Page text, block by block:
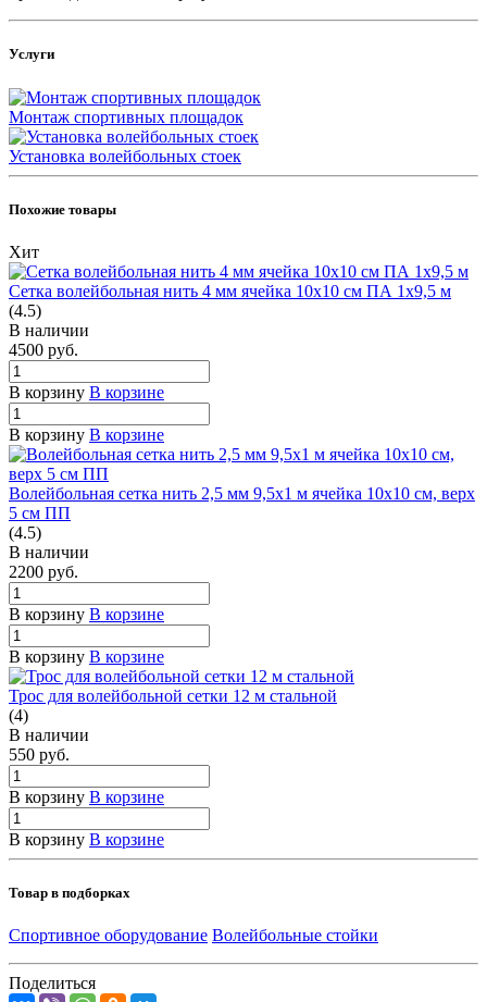
Услуги
Монтаж спортивных площадок
Установка волейбольных стоек
Похожие товары
Хит
Сетка волейбольная нить 4 мм ячейка 10х10 см ПА 1х9,5 м
(4.5)
В наличии
4500 руб.
В корзину В корзине
В корзину В корзине
Волейбольная сетка нить 2,5 мм 9,5х1 м ячейка 10х10 см, верх
5 см ПП
(4.5)
В наличии
2200 руб.
В корзину В корзине
В корзину В корзине
Трос для волейбольной сетки 12 м стальной
(4)
В наличии
550 руб.
В корзину В корзине
В корзину В корзине
Товар в подборках
Спортивное оборудование Волейбольные стойки
Поделиться